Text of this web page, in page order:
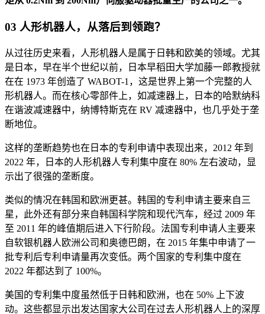
03 人形机器人，从落后到领跑？
从过往历史来看，人形机器人是属于日韩和欧美的领域。尤其
是日本，早在半个世纪以前，日本早稻田大学加藤一郎教授就
在在 1973 年创造了 WABOT-1，这是世界上第一个完整的人
形机器人。而在核心零部件上，如减速器上，日本的哈默纳科
在谐波减速器中，纳博特斯克在 RV 减速器中，也几乎处于垄
断地位。
这样的垄断趋势也在日本的专利申请中表现出来，2012 年到
2022 年，日本的人形机器人专利集中度在 80% 左右波动，显
示出了很强的垄断度。
类似的情况在韩国和欧洲更甚。韩国的专利申请主要来自三
星，此外还有部分来自韩国科学院和现代汽车，经过 2009 年
至 2011 年的峰值期后进入下行阶段。法国专利申请人主要来
自软银机器人欧洲公司和奥德巴朗，在 2015 年集中申请了一
批专利后专利申请量再次变低。两个国家的专利集中度在
2022 年都达到了 100%。
美国的专利集中度虽然低于日韩和欧洲，也在 50% 上下波
动。这些都显示出发达国家大公司在过去人形机器人上的深厚